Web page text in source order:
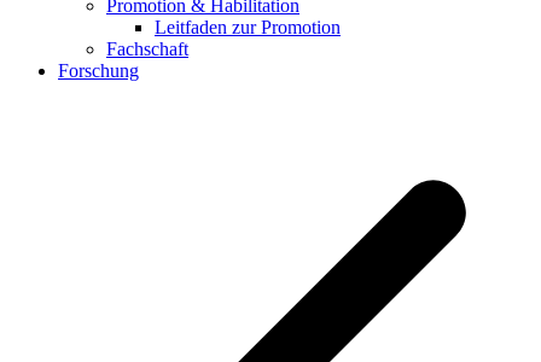
Promotion & Habilitation
Leitfaden zur Promotion
Fachschaft
Forschung